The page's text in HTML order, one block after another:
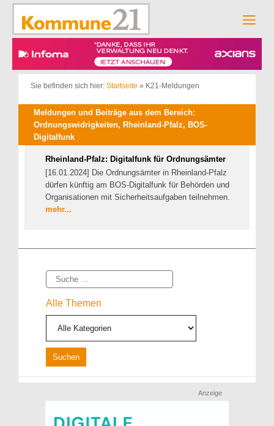
Zum
springen
Sie befinden sich hier: Startseite » K21-Meldungen
Meldungen und Beiträge aus dem Bereich:
Ordnungswidrigkeiten, Rheinland-Pfalz, BOS-
Digitalfunk
Rheinland-Pfalz: Digitalfunk für Ordnungsämter
[16.01.2024] Die Ordnungsämter in Rheinland-Pfalz
dürfen künftig am BOS-Digitalfunk für Behörden und
Organisationen mit Sicherheitsaufgaben teilnehmen.
mehr...
Suche
Alle Themen
Anzeige